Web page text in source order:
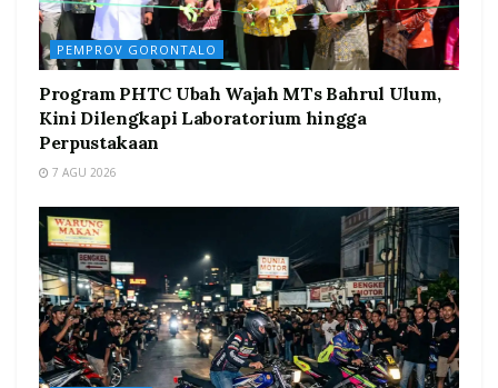
PEMPROV GORONTALO
Program PHTC Ubah Wajah MTs Bahrul Ulum,
Kini Dilengkapi Laboratorium hingga
Perpustakaan
7 AGU 2026